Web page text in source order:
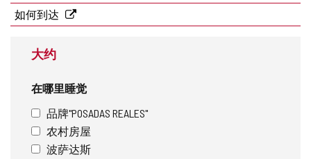
如何到达
大约
在哪里睡觉
品牌"POSADAS REALES"
农村房屋
波萨达斯